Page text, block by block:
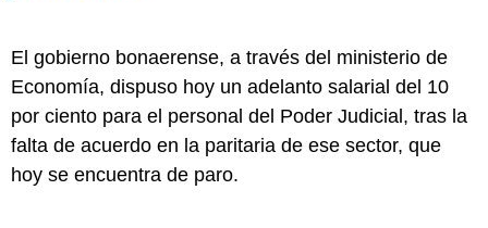
El gobierno bonaerense, a través del ministerio de
Economía, dispuso hoy un adelanto salarial del 10
por ciento para el personal del Poder Judicial, tras la
falta de acuerdo en la paritaria de ese sector, que
hoy se encuentra de paro.